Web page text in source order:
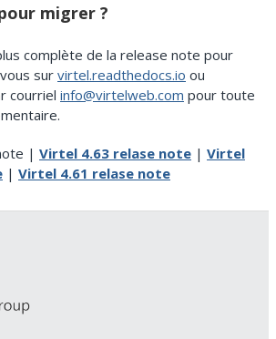
migrer ?
complète de la release note pour
sur virtel.readthedocs.io ou
courriel info@virtelweb.com pour toute
| Virtel 4.63 relase note | Virtel
| Virtel 4.61 relase note